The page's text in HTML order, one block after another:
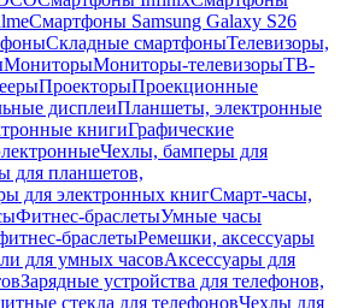
Смартфоны Samsung Galaxy S26
Складные смартфоныТелевизоры,
МониторыМониторы-телевизорыТВ-
ПроекторыПроекционные
дисплеиПланшеты, электронные
книгиГрафические
Чехлы, бамперы для
для планшетов,
для электронных книгСмарт-часы,
Фитнес-браслетыУмные часы
браслетыРемешки, аксессуары
для умных часовАксессуары для
Зарядные устройства для телефонов,
стекла для телефоновЧехлы для